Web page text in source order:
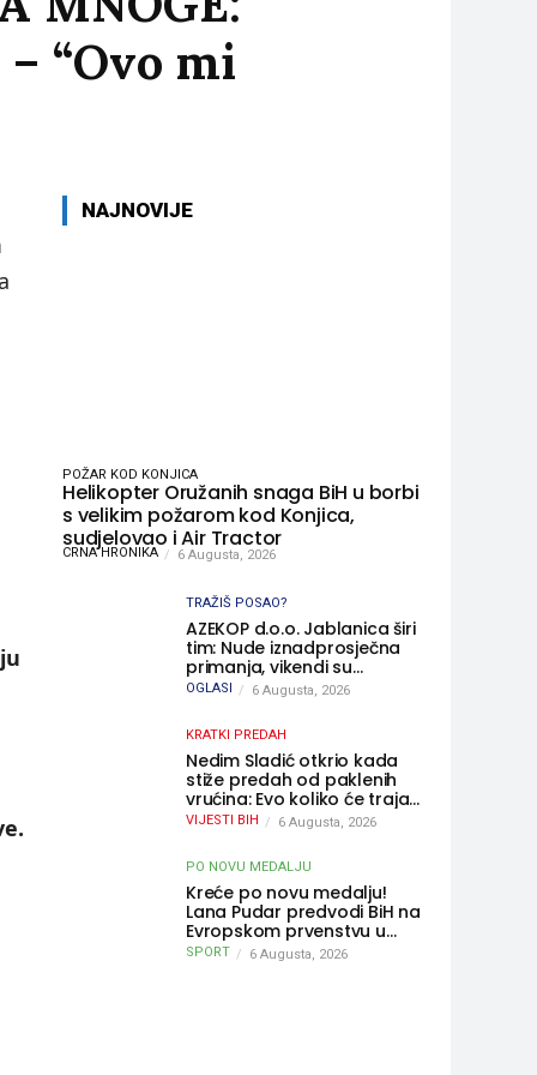
“Ovo mi
NAJNOVIJE
POŽAR KOD KONJICA
Helikopter Oružanih snaga BiH u borbi
s velikim požarom kod Konjica,
sudjelovao i Air Tractor
CRNA HRONIKA 6 Augusta, 2026
TRAŽIŠ POSAO?
AZEKOP d.o.o. Jablanica širi
tim: Nude iznadprosječna
primanja, vikendi su
slobodni, traži se više
OGLASI 6 Augusta, 2026
KRATKI PREDAH
Nedim Sladić otkrio kada
stiže predah od paklenih
vrućina: Evo koliko će trajati
osvježenje u BiH
VIJESTI BIH 6 Augusta, 2026
PO NOVU MEDALJU
Kreće po novu medalju!
Lana Pudar predvodi BiH na
Evropskom prvenstvu u
Parizu
SPORT 6 Augusta, 2026